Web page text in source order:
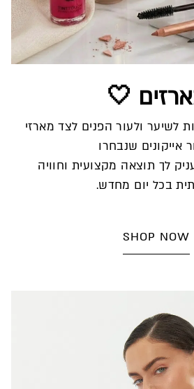
🤍
לשיער ולעור הפנים לצד מארזי
אייקונים שנבחרו
לך תוצאה מקצועית וחוויה
בכל יום מחדש.
SHOP NOW